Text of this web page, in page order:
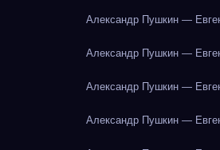
Александр Пушкин —
Александр Пушкин —
Александр Пушкин —
Александр Пушкин —